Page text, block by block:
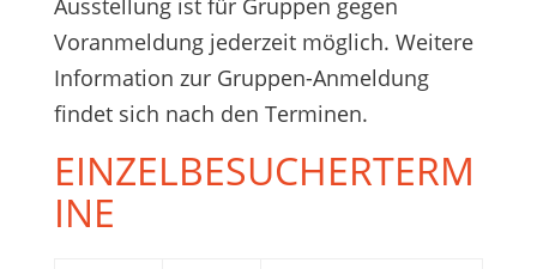
Ausstellung ist für Gruppen gegen
Voranmeldung jederzeit möglich. Weitere
Information zur Gruppen-Anmeldung
findet sich nach den Terminen.
EINZELBESUCHERTERM
INE